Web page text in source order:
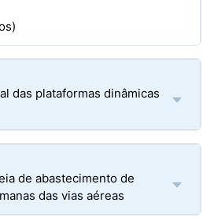
das plataformas dinâmicas
de abastecimento de
das vias aéreas